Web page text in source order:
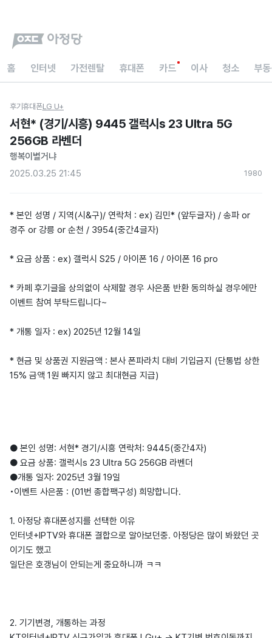
홈 인터넷 가전렌탈 휴대폰 카드 이사 청소 부
후기휴대폰LG U+
서현* (경기/시흥) 9445 갤럭시s 23 Ultra 5G
256GB 라벤더
행복이별거냐
2025.03.25 21:45
1980
* 본인 성명 / 지역(시&구)/ 연락처 : ex) 김민* (앞두글자) / 송파 or
경주 or 강릉 or 순천 / 3954(중간4글자)
* 요금 상품 : ex) 갤럭시 S25 / 아이폰 16 / 아이폰 16 pro
* 카페 후기글을 상의없이 삭제할 경우 사은품 반환 동의하실 경우에만
이벤트 참여 부탁드립니다~
* 개통 일자 : ex) 2025년 12월 14일
* 현금 및 상품권 지원금액 : 본사 폰파라치 대비 기입금지 (단통법 상한
15% 금액 1원 빠지지 않고 최대현금 지급)
● 본인 성명: 서현* 경기/시흥 연락처: 9445(중간4자)
● 요금 상품: 갤럭시s 23 Ultra 5G 256GB 라벤더
●개통 일자: 2025년 3월 19일
•이벤트 사은품 : (01번 종합팩구성) 희망합니다.
1. 아정당 휴대폰성지를 선택한 이유
인터넷+IPTV와 휴대폰 결합으로 알아보던중. 아정당은 많이 봐왔던 곳
이기도 했고
일단은 호갱님이 안되는게 중요하니까 ㅋㅋ
2. 기기변경, 개통하는 과정